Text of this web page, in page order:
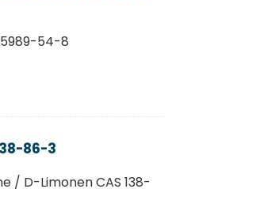
5989-54-8
86-3
/ D-Limonen CAS 138-